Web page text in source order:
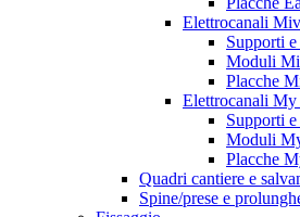
Elettrocanali
Supporti e
Moduli
Placche
Elettrocanali
Supporti e
Moduli
Placche
Quadri cantiere e
Spine/prese e